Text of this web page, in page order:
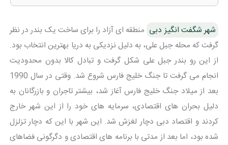
شهر شگفت انگیز دبی منطقه ای آزاد را برای ساخت یک بندر در نظر
گرفت که محله جبل علی، به دلیل نزدیکی به دریا بهترین انتخاب بود.
از این رو بندر جبل علی شکل گرفت و تبادل کالا بدون محدودیت
انجام می گرفت تا جنگ خلیج فارس شروع شد. وقتی در سال 1990
بعد از میلاد جنگ خلیج فارس آغاز شد، بیشتر تاجران و بازرگانان به
دلیل بحران های اقتصادی، سرمایه های خود را از این شهر خارج
کردند و اقتصاد دبی دچار لغزش شد. این شهر با این که دچار تزلزل
شده بود، اما بعد از مدتی با برنامه های اقتصادی و دگرگونی فضاهای